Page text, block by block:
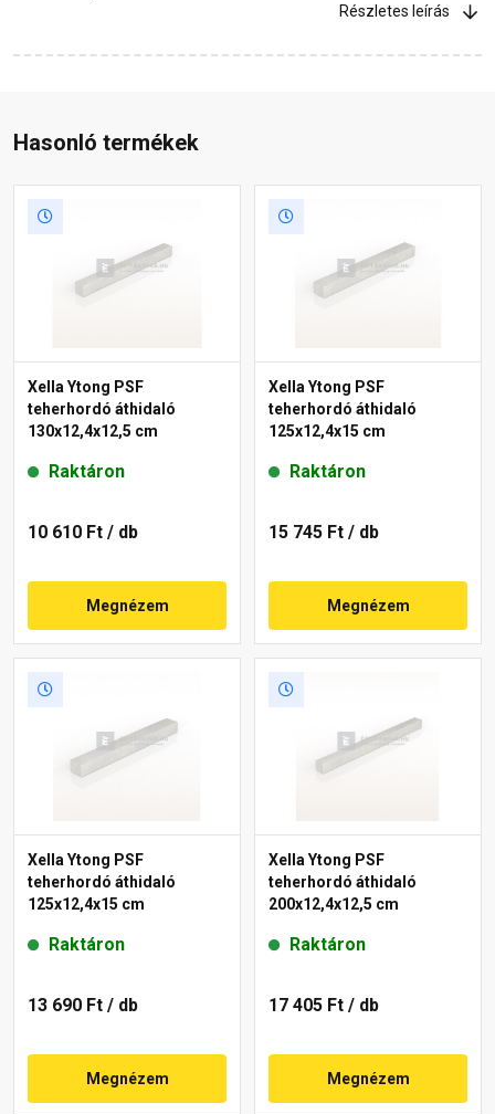
Részletes leírás
Hasonló termékek
Xella Ytong PSF
teherhordó áthidaló
130x12,4x12,5 cm
Raktáron
10 610 Ft / db
Megnézem
Xella Ytong PSF
teherhordó áthidaló
125x12,4x15 cm
Raktáron
15 745 Ft / db
Megnézem
Xella Ytong PSF
teherhordó áthidaló
125x12,4x15 cm
Raktáron
13 690 Ft / db
Megnézem
Xella Ytong PSF
teherhordó áthidaló
200x12,4x12,5 cm
Raktáron
17 405 Ft / db
Megnézem